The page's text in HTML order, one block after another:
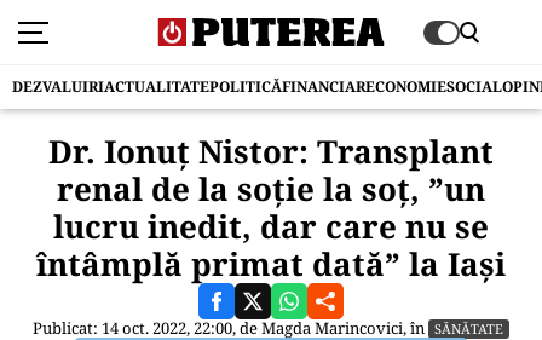
DEZVALUIRIACTUALITATEPOLITICĂFINANCIARECONOMIESOCIAL
Dr. Ionuț Nistor: Transplant
renal de la soție la soț, ”un
lucru inedit, dar care nu se
întâmplă primat dată” la Iași
Publicat: 14 oct. 2022, 22:00, deMagda Marincovici, în SĂNĂTATE